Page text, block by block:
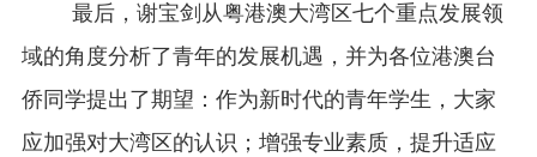
最后，谢宝剑从粤港澳大湾区七个重点发展领
域的角度分析了青年的发展机遇，并为各位港澳台
侨同学提出了期望：作为新时代的青年学生，大家
应加强对大湾区的认识；增强专业素质，提升适应